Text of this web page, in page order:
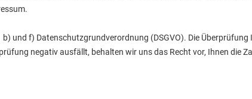
und f) Datenschutzgrundverordnung (DSGVO). Die
negativ ausfällt, behalten wir uns das Recht vor, Ihnen die